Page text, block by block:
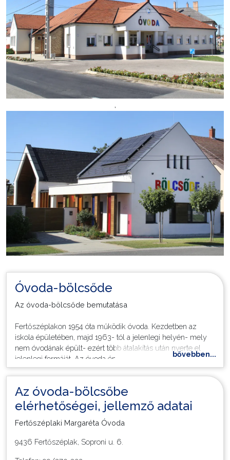
Választás
Óvoda-bölcsőde
Az óvoda-bölcsőde bemutatása
Fertőszéplakon 1954 óta működik óvoda. Kezdetben az
iskola épületében, majd 1963- tól a jelenlegi helyén- mely
nem óvodának épült- ezért több átalakítás után nyerte el
jelenlegi formáját. Az óvoda épületét a nevelési feladataink
megvalósításának figyelembevételével rendeztük be. A több
játékra, a különböző tevékenységek végzésére, az
étkeztetésre és a pihenésre. Az átalakítás során célunk volt-
a tárgyi feltételek maximális biztosításán túl- egy családias,
szeretetteljes, biztonságérzetet adó, befogadó óvoda
járnak, ahova a szülő szívesen hozza gyermekét, ahol a
bővebben...
Az óvoda-bölcsőbe
elérhetőségei, jellemző adatai
Fertőszéplaki Margaréta Óvoda
9436 Fertőszéplak, Soproni u. 6.